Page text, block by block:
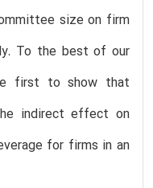
size on firm
To the best of our
first to show that
indirect effect on
for firms in an